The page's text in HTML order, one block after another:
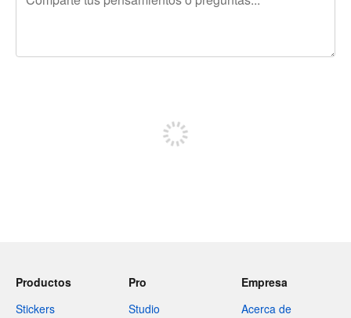
Productos
Stickers
Pro
Studio
Empresa
Acerca de